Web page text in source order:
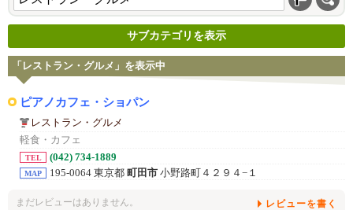
サブカテゴリを表示
「レストラン・グルメ」を表示中
ピアノカフェ・ショパン
レストラン・グルメ
軽食・カフェ
TEL (042) 734-1889
MAP 195-0064 東京都 町田市 小野路町４２９４−１
まだレビューはありません。 レビューを書く